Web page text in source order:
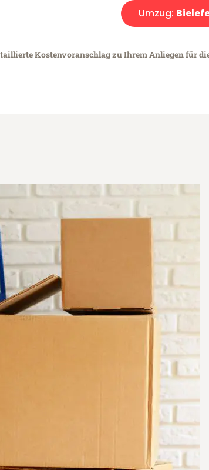
Umzug:
Kostenvoranschlag zu Ihrem Anliegen für